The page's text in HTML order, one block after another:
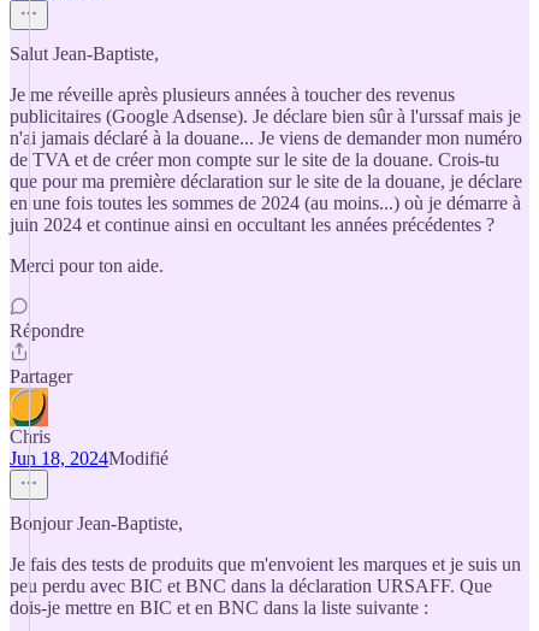
Salut Jean-Baptiste,
Je me réveille après plusieurs années à toucher des revenus
publicitaires (Google Adsense). Je déclare bien sûr à l'urssaf mais je
n'ai jamais déclaré à la douane... Je viens de demander mon numéro
de TVA et de créer mon compte sur le site de la douane. Crois-tu
que pour ma première déclaration sur le site de la douane, je déclare
en une fois toutes les sommes de 2024 (au moins...) où je démarre à
juin 2024 et continue ainsi en occultant les années précédentes ?
Merci pour ton aide.
Répondre
Partager
Chris
Jun 18, 2024Modifié
Bonjour Jean-Baptiste,
Je fais des tests de produits que m'envoient les marques et je suis un
peu perdu avec BIC et BNC dans la déclaration URSAFF. Que
dois-je mettre en BIC et en BNC dans la liste suivante :